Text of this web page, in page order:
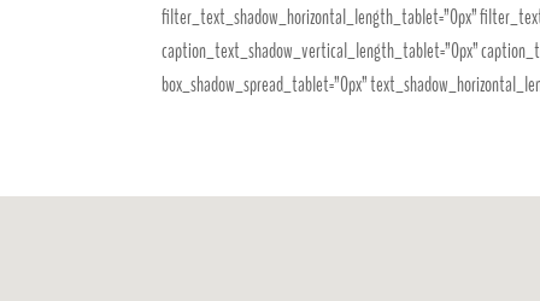
filter_text_shadow_horizontal_length_tablet=”0px”
caption_text_shadow_vertical_length_tablet=”0px”
box_shadow_spread_tablet=”0px”